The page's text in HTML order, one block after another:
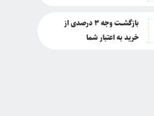
بازگشــــت وجه 3 درصدی از
خرید به اعتبار شما